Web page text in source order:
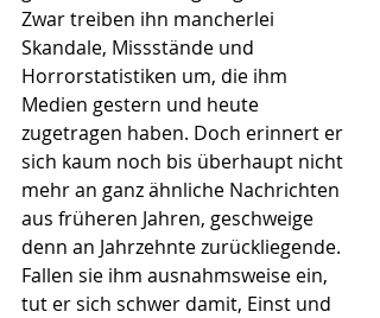
Zwar treiben ihn mancherlei
Skandale, Missstände und
Horrorstatistiken um, die ihm
Medien gestern und heute
zugetragen haben. Doch erinnert er
sich kaum noch bis überhaupt nicht
mehr an ganz ähnliche Nachrichten
aus früheren Jahren, geschweige
denn an Jahrzehnte zurückliegende.
Fallen sie ihm ausnahmsweise ein,
tut er sich schwer damit, Einst und